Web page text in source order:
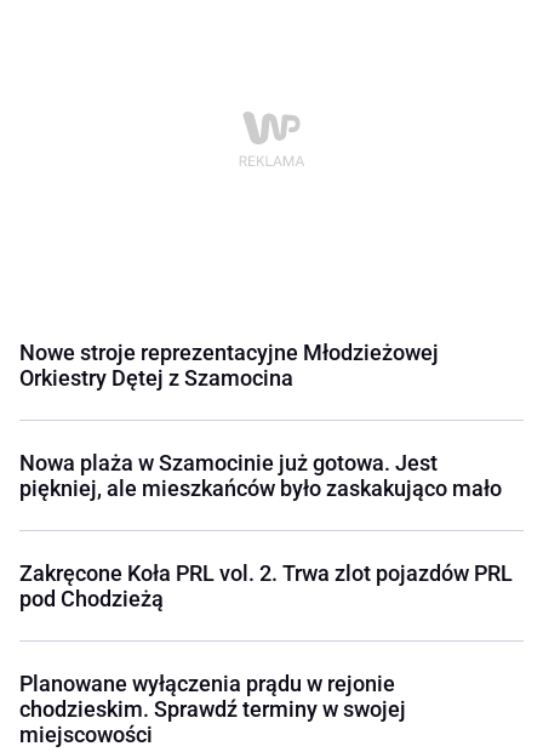
Nowe stroje reprezentacyjne Młodzieżowej
Orkiestry Dętej z Szamocina
Nowa plaża w Szamocinie już gotowa. Jest
piękniej, ale mieszkańców było zaskakująco mało
Zakręcone Koła PRL vol. 2. Trwa zlot pojazdów PRL
pod Chodzieżą
Planowane wyłączenia prądu w rejonie
chodzieskim. Sprawdź terminy w swojej
miejscowości